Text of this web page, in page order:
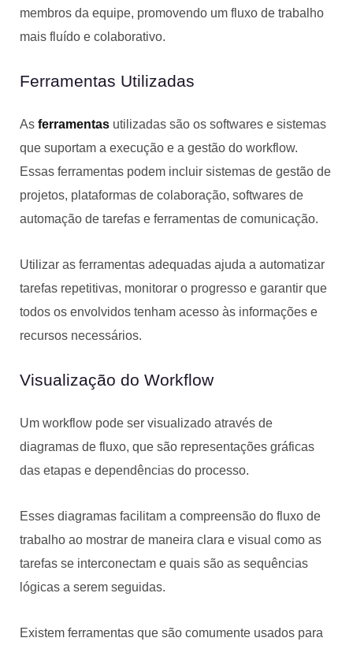
membros da equipe, promovendo um fluxo de trabalho
mais fluído e colaborativo.
Ferramentas Utilizadas
As ferramentas utilizadas são os softwares e sistemas
que suportam a execução e a gestão do workflow.
Essas ferramentas podem incluir sistemas de gestão de
projetos, plataformas de colaboração, softwares de
automação de tarefas e ferramentas de comunicação.
Utilizar as ferramentas adequadas ajuda a automatizar
tarefas repetitivas, monitorar o progresso e garantir que
todos os envolvidos tenham acesso às informações e
recursos necessários.
Visualização do Workflow
Um workflow pode ser visualizado através de
diagramas de fluxo, que são representações gráficas
das etapas e dependências do processo.
Esses diagramas facilitam a compreensão do fluxo de
trabalho ao mostrar de maneira clara e visual como as
tarefas se interconectam e quais são as sequências
lógicas a serem seguidas.
Existem ferramentas que são comumente usados para